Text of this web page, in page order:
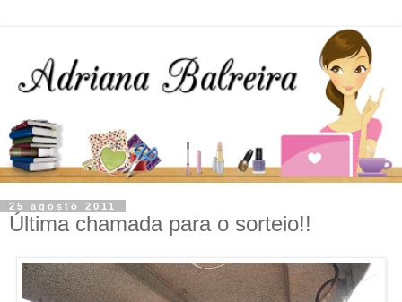
25 agosto 2011
Última chamada para o sorteio!!